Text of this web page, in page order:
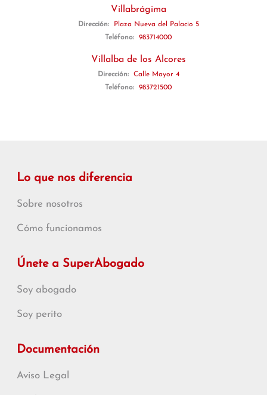
Villabrágima
Dirección:
Plaza Nueva del Palacio 5
Teléfono:
983714000
Villalba de los Alcores
Dirección:
Calle Mayor 4
Teléfono:
983721500
Lo que nos diferencia
Sobre nosotros
Cómo funcionamos
Únete a SuperAbogado
Soy abogado
Soy perito
Documentación
Aviso Legal